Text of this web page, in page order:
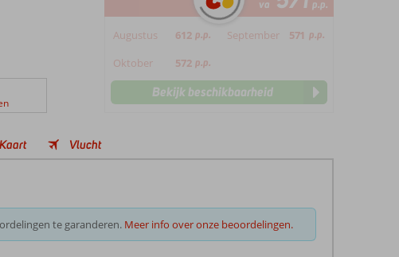
va p.p.
Augustus 612 p.p. September 571 p.p.
Oktober 572 p.p.
Bekijk beschikbaarheid
Kaart Vlucht
te garanderen. Meer info over onze beoordelingen.